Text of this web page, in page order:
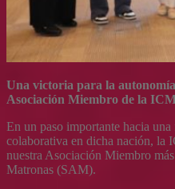
Una victoria para la
Asociación Miembro de la
En un paso importante hacia
colaborativa en dicha nación, la
nuestra Asociación Miembro
Matronas (SAM).